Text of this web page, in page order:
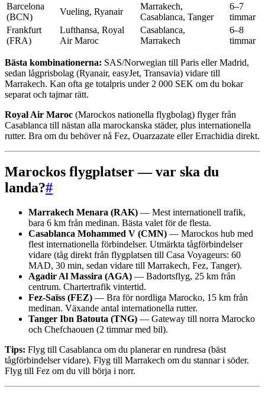
Barcelona
(BCN)
Vueling, Ryanair
Marrakech,
Casablanca, Tanger
6–7
timmar
Frankfurt
(FRA)
Lufthansa, Royal
Air Maroc
Casablanca,
Marrakech
6–8
timmar
Bästa kombinationerna: SAS/Norwegian till Paris eller Madrid,
sedan lågprisbolag (Ryanair, easyJet, Transavia) vidare till
Marrakech. Kan ofta ge totalpris under 2 000 SEK om du bokar
separat och tajmar rätt.
Royal Air Maroc (Marockos nationella flygbolag) flyger från
Casablanca till nästan alla marockanska städer, plus internationella
rutter. Bra om du behöver nå Fez, Ouarzazate eller Errachidia direkt.
Marockos flygplatser — var ska du
landa?#
Marrakech Menara (RAK) — Mest internationell trafik,
bara 6 km från medinan. Bästa valet för de flesta.
Casablanca Mohammed V (CMN) — Marockos hub med
flest internationella förbindelser. Utmärkta tågförbindelser
vidare (tåg direkt från flygplatsen till Casa Voyageurs: 60
MAD, 30 min, sedan vidare till Marrakech, Fez, Tanger).
Agadir Al Massira (AGA) — Badortsflyg, 25 km från
centrum. Chartertrafik vintertid.
Fez-Saïss (FEZ) — Bra för nordliga Marocko, 15 km från
medinan. Växande antal internationella rutter.
Tanger Ibn Batouta (TNG) — Gateway till norra Marocko
och Chefchaouen (2 timmar med bil).
Tips: Flyg till Casablanca om du planerar en rundresa (bäst
tågförbindelser vidare). Flyg till Marrakech om du stannar i söder.
Flyg till Fez om du vill börja i norr.